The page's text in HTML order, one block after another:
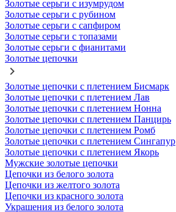
Золотые серьги с изумрудом
Золотые серьги с рубином
Золотые серьги с сапфиром
Золотые серьги с топазами
Золотые серьги с фианитами
Золотые цепочки
Золотые цепочки с плетением Бисмарк
Золотые цепочки с плетением Лав
Золотые цепочки с плетением Нонна
Золотые цепочки с плетением Панцирь
Золотые цепочки с плетением Ромб
Золотые цепочки с плетением Сингапур
Золотые цепочки с плетением Якорь
Мужские золотые цепочки
Цепочки из белого золота
Цепочки из желтого золота
Цепочки из красного золота
Украшения из белого золота